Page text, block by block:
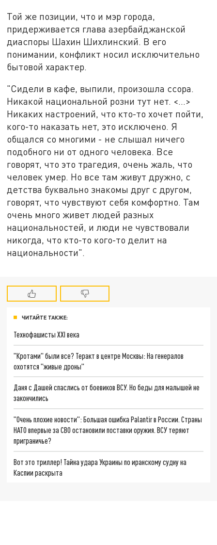
Той же позиции, что и мэр города,
придерживается глава азербайджанской
диаспоры Шахин Шихлинский. В его
понимании, конфликт носил исключительно
бытовой характер.
"Сидели в кафе, выпили, произошла ссора.
Никакой национальной розни тут нет. <…>
Никаких настроений, что кто-то хочет пойти,
кого-то наказать нет, это исключено. Я
общался со многими - не слышал ничего
подобного ни от одного человека. Все
говорят, что это трагедия, очень жаль, что
человек умер. Но все там живут дружно, с
детства буквально знакомы друг с другом,
говорят, что чувствуют себя комфортно. Там
очень много живет людей разных
национальностей, и люди не чувствовали
никогда, что кто-то кого-то делит на
национальности".
ЧИТАЙТЕ ТАКЖЕ:
Технофашисты XXI века
"Кротами" были все? Теракт в центре Москвы: На генералов
охотятся "живые дроны"
Даня с Дашей спаслись от боевиков ВСУ. Но беды для малышей не
закончились
"Очень плохие новости": Большая ошибка Palantir в России. Страны
НАТО впервые за СВО остановили поставки оружия. ВСУ теряют
приграничье?
Вот это триллер! Тайна удара Украины по иранскому судну на
Каспии раскрыта